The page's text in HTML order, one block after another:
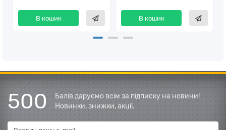
В кошик В кошик
500
Балів даруємо всім за підписку на новини!
Новинки, знижки, акції.